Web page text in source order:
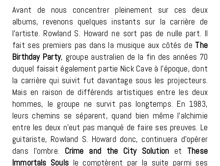
Avant de nous concentrer pleinement sur ces deux
albums, revenons quelques instants sur la carrière de
l’artiste. Rowland S. Howard ne sort pas de nulle part. Il
fait ses premiers pas dans la musique aux côtés de The
Birthday Party, groupe australien de la fin des années 70
duquel faisait également partie Nick Cave à l’époque, dont
la carrière qui suivit fut davantage sous les projecteurs.
Mais en raison de différends artistiques entre les deux
hommes, le groupe ne survit pas longtemps. En 1983,
leurs chemins se séparent, quand bien même l’alchimie
entre les deux n’eut pas manqué de faire ses preuves. Le
guitariste, Rowland S. Howard donc, continuera d’opérer
dans l’ombre. Crime and the City Solution et These
Immortals Souls le comptèrent par la suite parmi ses